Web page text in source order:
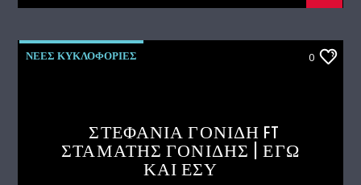
ΝΕΕΣ ΚΥΚΛΟΦΟΡΙΕΣ 0
ΣΤΕΦΑΝΙΑ ΓΟΝΙΔΗ FT
ΣΤΑΜΑΤΗΣ ΓΟΝΙΔΗΣ | ΕΓΩ
ΚΑΙ ΕΣΥ